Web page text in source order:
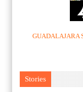
GUADALAJARA
Stories